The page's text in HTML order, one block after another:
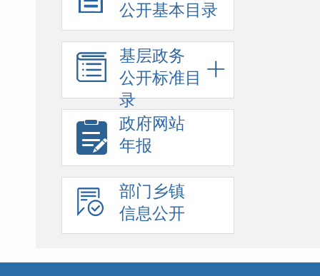
公开基本目录
基层政务
公开标准目
录
政府网站
年报
部门乡镇
信息公开